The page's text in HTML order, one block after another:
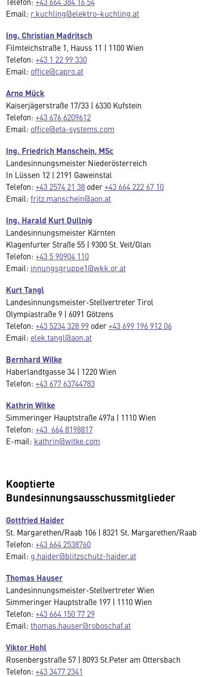
Email: r.kuchling@elektro-kuchling.at
Ing. Christian Madritsch
Filmteichstraße 1, Hauss 11 | 1100 Wien
Telefon: +43 1 22 99 330
Email: office@capro.at
Arno Mück
Kaiserjägerstraße 17/33 | 6330 Kufstein
Telefon: +43 676 6209612
Email: office@eta-systems.com
Ing. Friedrich Manschein, MSc
Landesinnungsmeister Niederösterreich
In Lüssen 12 | 2191 Gaweinstal
Telefon: +43 2574 21 38 oder+43 664 222 67 10
Email: fritz.manschein@aon.at
Ing. Harald Kurt Dullnig
Landesinnungsmeister Kärnten
Klagenfurter Straße 55 | 9300 St. Veit/Glan
Telefon: +43 5 90904 110
Email: innungsgruppe1@wkk.or.at
Kurt Tangl
Landesinnungsmeister-Stellvertreter Tirol
Olympiastraße 9 | 6091 Götzens
Telefon: +43 5234 328 99 oder+43 699 196 912 06
Email: elek.tangl@aon.at
Bernhard Wilke
Haberlandtgasse 34 | 1220 Wien
Telefon: +43 677 63744783
Kathrin Witke
Simmeringer Hauptstraße 497a | 1110 Wien
Telefon: +43 664 8198817
E-mail: kathrin@witke.com
Kooptierte
Bundesinnungsausschussmitglieder
Gottfried Haider
St. Margarethen/Raab 106 | 8321 St. Margarethen/Raab
Telefon: +43 664 2538760
Email: g.haider@blitzschutz-haider.at
Thomas Hauser
Landesinnungsmeister-Stellvertreter Wien
Simmeringer Hauptstraße 197 | 1110 Wien
Telefon: +43 664 150 77 29
Email: thomas.hauser@roboschaf.at
Viktor Hohl
Rosenbergstraße 57 | 8093 St.Peter am Ottersbach
Telefon: +43 3477 2341